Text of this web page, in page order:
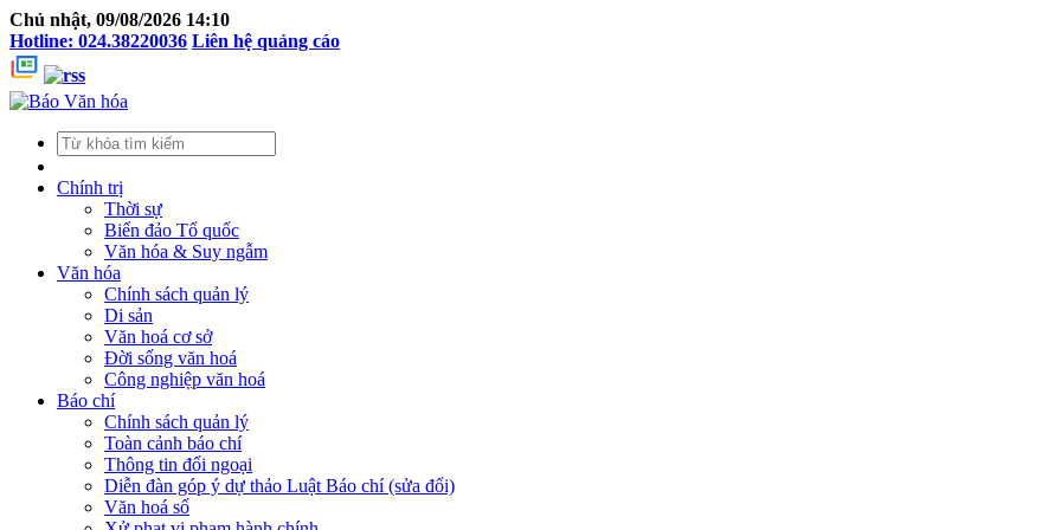
Chủ nhật, 09/08/2026 14:10
Hotline: 024.38220036 Liên hệ quảng cáo
Chính trị
Thời sự
Biển đảo Tổ quốc
Văn hóa & Suy ngẫm
Văn hóa
Chính sách quản lý
Di sản
Văn hoá cơ sở
Đời sống văn hoá
Công nghiệp văn hoá
Báo chí
Chính sách quản lý
Toàn cảnh báo chí
Thông tin đối ngoại
Diễn đàn góp ý dự thảo Luật Báo chí (sửa đổi)
Văn hoá số